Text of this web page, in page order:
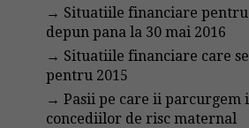
→ Situatiile financiare pentru
depun pana la 30 mai 2016
→ Situatiile financiare care
pentru 2015
→Pasii pe care ii parcurgem
concediilor de risc maternal